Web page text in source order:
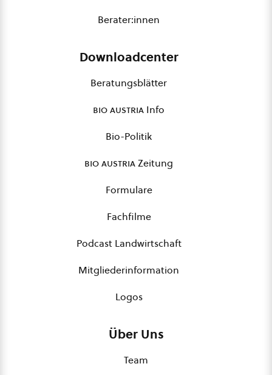
Berater:innen
Downloadcenter
Beratungsblätter
bio austria Info
Bio-Politik
bio austriaZeitung
Formulare
Fachfilme
Podcast Landwirtschaft
Mitgliederinformation
Logos
Über Uns
Team